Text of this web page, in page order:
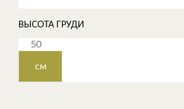
ВЫСОТА ГРУДИ
см